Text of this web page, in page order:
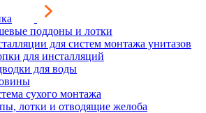
поддоны и лотки
для систем монтажа унитазов
для инсталляций
для воды
сухого монтажа
лотки и отводящие желоба